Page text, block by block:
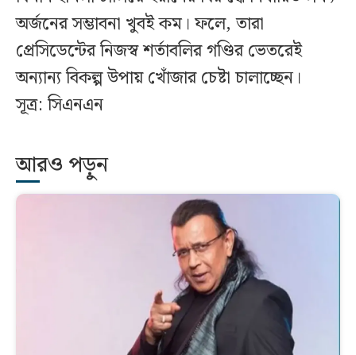
অর্জনের সম্ভাবনা খুবই কম। ফলে, তারা
প্রেসিডেন্টের নিজস্ব শর্তাবলির গণ্ডির ভেতরেই
অন্যান্য বিকল্প উপায় খোঁজার চেষ্টা চালাচ্ছেন।
সূত্র: সিএনএন
আরও পড়ুন